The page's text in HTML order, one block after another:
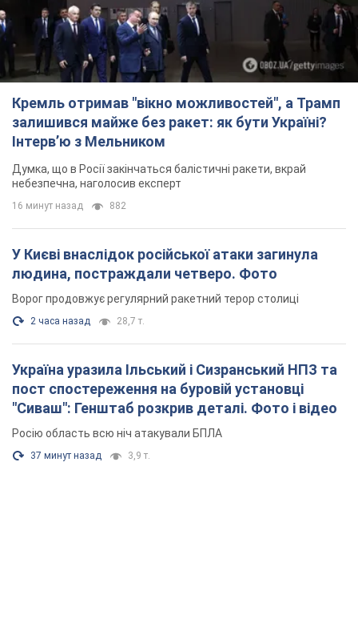
Кремль отримав "вікно можливостей", а Трамп
залишився майже без ракет: як бути Україні?
Інтерв’ю з Мельником
Думка, що в Росії закінчаться балістичні ракети, вкрай
небезпечна, наголосив експерт
16 минут назад 882
У Києві внаслідок російської атаки загинула
людина, постраждали четверо. Фото
Ворог продовжує регулярний ракетний терор столиці
2 часа назад 28,7 т.
Україна уразила Ільський і Сизранський НПЗ та
пост спостереження на буровій установці
"Сиваш": Генштаб розкрив деталі. Фото і відео
Росію область всю ніч атакували БПЛА
37 минут назад 3,9 т.